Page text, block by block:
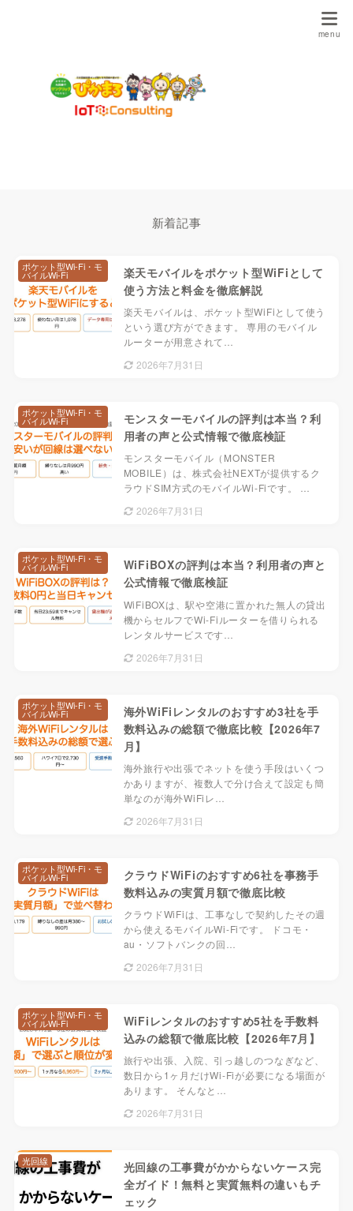
新着記事
楽天モバイルをポケット型WiFiとして
使う方法と料金を徹底解説
楽天モバイルは、ポケット型WiFiとして使う
という選び方ができます。 専用のモバイル
ルーターが用意されて…
2026年7月31日
ポケット型Wi-Fi・モ
バイルWi-Fi
モンスターモバイルの評判は本当？利
用者の声と公式情報で徹底検証
モンスターモバイル（MONSTER
MOBILE）は、株式会社NEXTが提供するク
ラウドSIM方式のモバイルWi-Fiです。 …
2026年7月31日
ポケット型Wi-Fi・モ
バイルWi-Fi
WiFiBOXの評判は本当？利用者の声と
公式情報で徹底検証
WiFiBOXは、駅や空港に置かれた無人の貸出
機からセルフでWi-Fiルーターを借りられる
レンタルサービスです…
2026年7月31日
ポケット型Wi-Fi・モ
バイルWi-Fi
海外WiFiレンタルのおすすめ3社を手
数料込みの総額で徹底比較【2026年7
月】
海外旅行や出張でネットを使う手段はいくつ
かありますが、複数人で分け合えて設定も簡
単なのが海外WiFiレ…
2026年7月31日
ポケット型Wi-Fi・モ
バイルWi-Fi
クラウドWiFiのおすすめ6社を事務手
数料込みの実質月額で徹底比較
クラウドWiFiは、工事なしで契約したその週
から使えるモバイルWi-Fiです。 ドコモ・
au・ソフトバンクの回…
2026年7月31日
ポケット型Wi-Fi・モ
バイルWi-Fi
WiFiレンタルのおすすめ5社を手数料
込みの総額で徹底比較【2026年7月】
旅行や出張、入院、引っ越しのつなぎなど、
数日から1ヶ月だけWi-Fiが必要になる場面が
あります。 そんなと…
2026年7月31日
ポケット型Wi-Fi・モ
バイルWi-Fi
光回線の工事費がかからないケース完
全ガイド！無料と実質無料の違いもチ
ェック
光回線